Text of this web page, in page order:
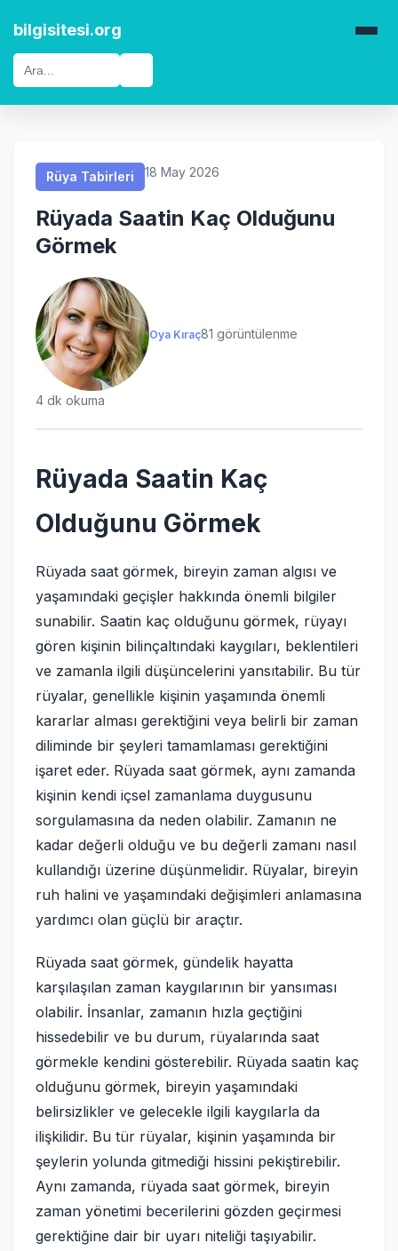
bilgisitesi.org
Rüya Tabirleri 18 May 2026
Rüyada Saatin Kaç Olduğunu
Görmek
Oya Kıraç81 görüntülenme
4 dk okuma
Rüyada Saatin Kaç
Olduğunu Görmek
Rüyada saat görmek, bireyin zaman algısı ve
yaşamındaki geçişler hakkında önemli bilgiler
sunabilir. Saatin kaç olduğunu görmek, rüyayı
gören kişinin bilinçaltındaki kaygıları, beklentileri
ve zamanla ilgili düşüncelerini yansıtabilir. Bu tür
rüyalar, genellikle kişinin yaşamında önemli
kararlar alması gerektiğini veya belirli bir zaman
diliminde bir şeyleri tamamlaması gerektiğini
işaret eder. Rüyada saat görmek, aynı zamanda
kişinin kendi içsel zamanlama duygusunu
sorgulamasına da neden olabilir. Zamanın ne
kadar değerli olduğu ve bu değerli zamanı nasıl
kullandığı üzerine düşünmelidir. Rüyalar, bireyin
ruh halini ve yaşamındaki değişimleri anlamasına
yardımcı olan güçlü bir araçtır.
Rüyada saat görmek, gündelik hayatta
karşılaşılan zaman kaygılarının bir yansıması
olabilir. İnsanlar, zamanın hızla geçtiğini
hissedebilir ve bu durum, rüyalarında saat
görmekle kendini gösterebilir. Rüyada saatin kaç
olduğunu görmek, bireyin yaşamındaki
belirsizlikler ve gelecekle ilgili kaygılarla da
ilişkilidir. Bu tür rüyalar, kişinin yaşamında bir
şeylerin yolunda gitmediği hissini pekiştirebilir.
Aynı zamanda, rüyada saat görmek, bireyin
zaman yönetimi becerilerini gözden geçirmesi
gerektiğine dair bir uyarı niteliği taşıyabilir.
Rüya Tabirleri
Rüya Tabirleri
Rüya Tabirleri
Rüya Tabirleri